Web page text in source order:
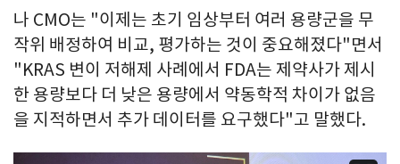
나 CMO는 "이제는 초기 임상부터 여러 용량군을 무
작위 배정하여 비교, 평가하는 것이 중요해졌다"면서
"KRAS 변이 저해제 사례에서 FDA는 제약사가 제시
한 용량보다 더 낮은 용량에서 약동학적 차이가 없음
을 지적하면서 추가 데이터를 요구했다"고 말했다.